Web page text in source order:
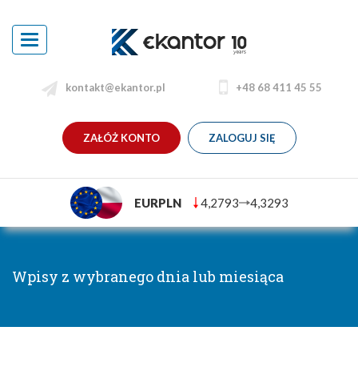
Toggle
navigation
kontakt@ekantor.pl +48 68 411 45 55
ZAŁÓŻ KONTO ZALOGUJ SIĘ
EURPLN 4,2793 4,3293
Wpisy z wybranego dnia lub miesiąca